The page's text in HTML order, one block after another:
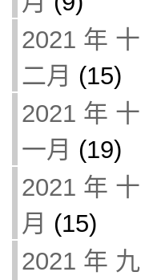
2021 年 十
二月 (15)
2021 年 十
一月 (19)
2021 年 十
月 (15)
2021 年 九